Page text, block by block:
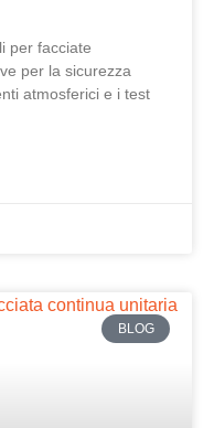
per facciate
per la sicurezza
atmosferici e i test
BLOG